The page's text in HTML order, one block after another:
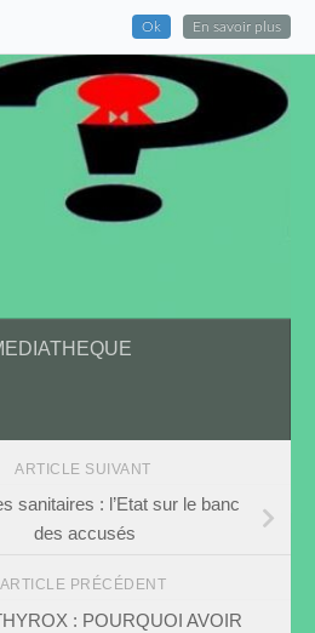
ARTICLE SUIVANT
sanitaires : l’Etat sur le banc
des accusés
ARTICLE PRÉCÉDENT
: POURQUOI AVOIR
Ok En savoir plus